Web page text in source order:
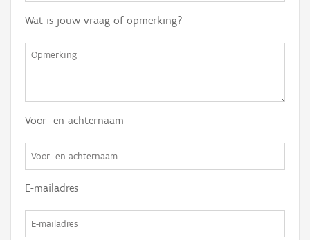
Wat is jouw vraag of opmerking?
Voor- en achternaam
E-mailadres